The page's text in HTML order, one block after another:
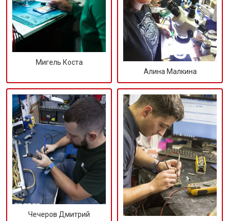
Мигель Коста
Алина Малкина
Чечеров Дмитрий